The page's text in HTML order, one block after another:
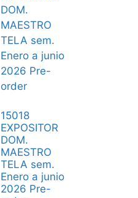
15018
EXPOSITOR
DOM.
MAESTRO
TELA sem.
Enero a junio
2026 Pre-